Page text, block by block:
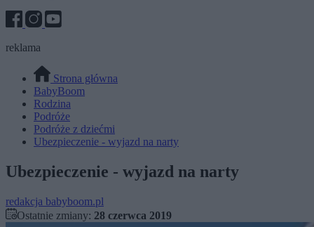
reklama
Strona główna
BabyBoom
Rodzina
Podróże
Podróże z dziećmi
Ubezpieczenie - wyjazd na narty
Ubezpieczenie - wyjazd na narty
redakcja babyboom.pl
Ostatnie zmiany: 28 czerwca 2019